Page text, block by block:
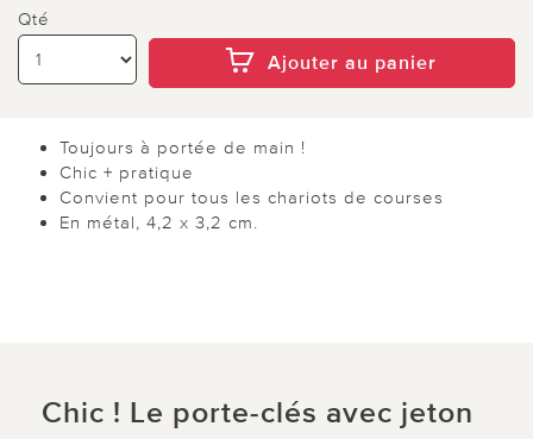
Qté
Ajouter au panier
Toujours à portée de main !
Chic + pratique
Convient pour tous les chariots de courses
En métal, 4,2 x 3,2 cm.
Chic ! Le porte-clés avec jeton